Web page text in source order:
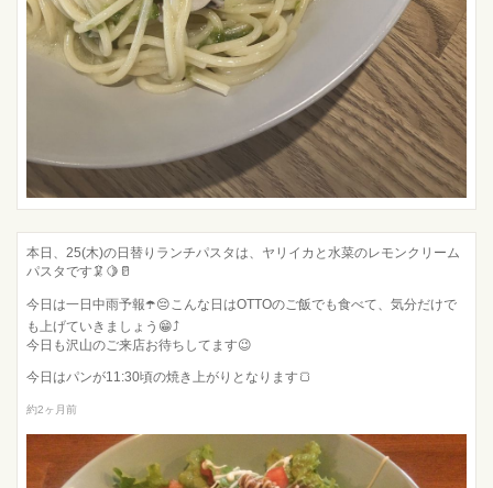
本日、25(木)の日替りランチパスタは、ヤリイカと水菜のレモンクリーム
パスタです🦑🍋🥛
今日は一日中雨予報☂️😔こんな日はOTTOのご飯でも食べて、気分だけで
も上げていきましょう😁⤴️
今日も沢山のご来店お待ちしてます😉
今日はパンが11:30頃の焼き上がりとなります🍞
約2ヶ月前